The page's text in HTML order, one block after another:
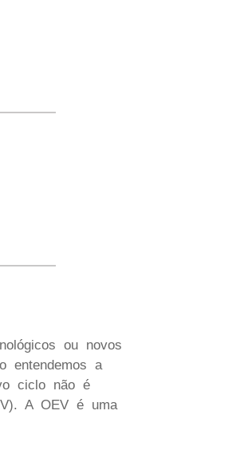
ou novos
entendemos a
ciclo não é
A OEV é uma